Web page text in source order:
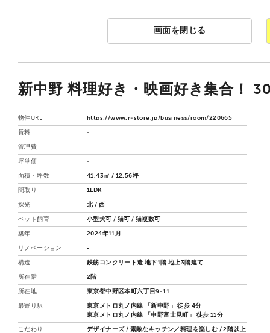
画面を閉じる
新中野 料理好き・映画好き集合！
物件URL https://www.r-store.jp/business/room/220665
賃料 -
管理費
坪単価 -
面積・坪数 41.43㎡ / 12.56坪
間取り 1LDK
採光 北 / 西
ペット飼育 小型犬可 / 猫可 / 猫複数可
築年 2024年11月
リノベーション ‐
構造 鉄筋コンクリート造 地下1階 地上3階建て
所在階 2階
所在地 東京都中野区本町六丁目9-11
最寄り駅
東京メトロ丸ノ内線 「新中野」 徒歩 4分
東京メトロ丸ノ内線 「中野富士見町」 徒歩 11分
こだわり デザイナーズ 素敵なキッチン／料理を楽しむ
2階以上